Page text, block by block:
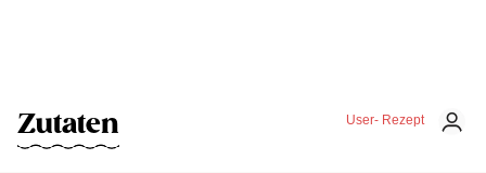
User- Rezept
Zutaten